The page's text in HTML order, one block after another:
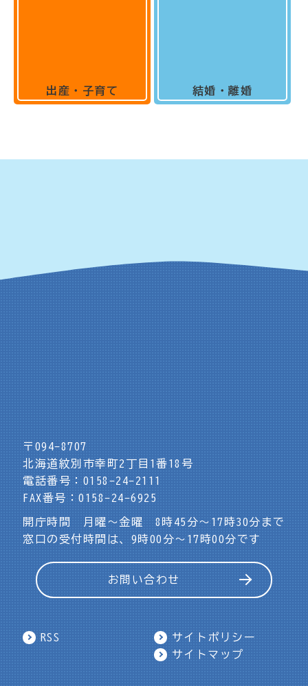
出産・子育て 結婚・離婚
〒094-8707
北海道紋別市幸町2丁目1番18号
電話番号：0158-24-2111
FAX番号：0158-24-6925
開庁時間 月曜～金曜 8時45分～17時30分まで
窓口の受付時間は、9時00分～17時00分です
お問い合わせ
RSS
サイトポリシー
サイトマップ